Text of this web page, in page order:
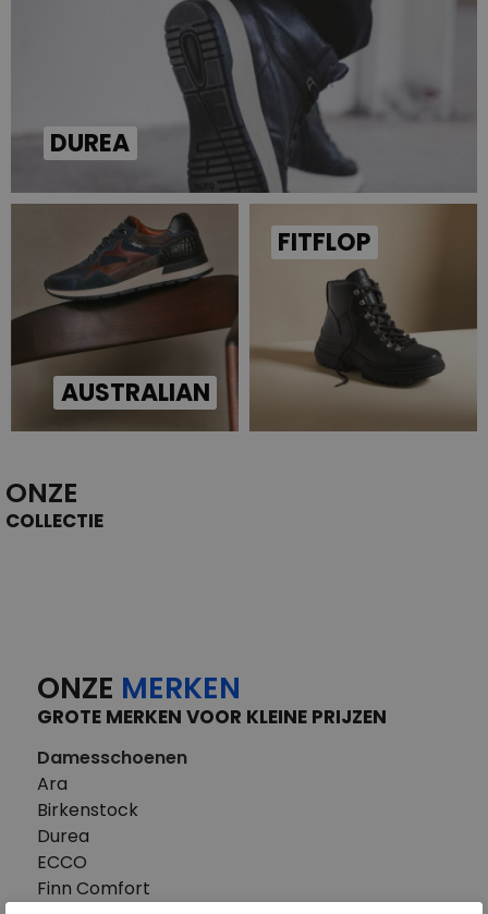
DUREA
AUSTRALIAN
FITFLOP
ONZE
COLLECTIE
ONZE MERKEN
GROTE MERKEN VOOR KLEINE PRIJZEN
Damesschoenen
Ara
Birkenstock
Durea
ECCO
Finn Comfort